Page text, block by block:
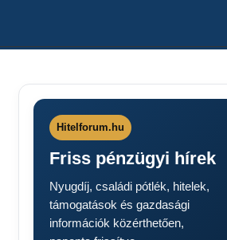
Hitelforum.hu
Friss pénzügyi hírek
Nyugdíj, családi pótlék, hitelek,
támogatások és gazdasági
információk közérthetően,